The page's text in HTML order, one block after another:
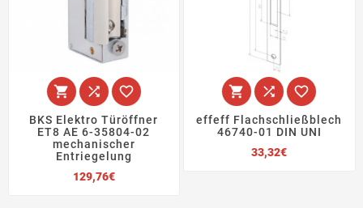
  
BKS Elektro Türöffner
ET8 AE 6-35804-02
mechanischer
Entriegelung
129,76€Preis
  
effeff Flachschließblech
46740-01 DIN UNI
33,32€Preis